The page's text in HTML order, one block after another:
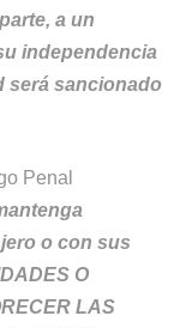
a un
independencia
será sancionado
Penal
o con sus
O
LAS